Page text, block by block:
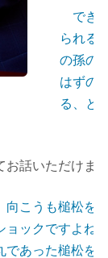
でき
られる
の孫の
はずの
る、と
話いただけま
こうも槌松を
ックですよね
あった槌松を